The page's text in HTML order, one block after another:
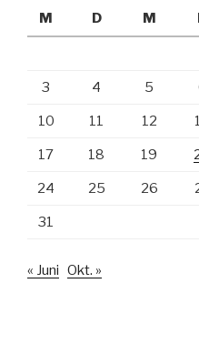
M
D M
3 4 5
10 11 12
17 18 19
24 25 26
31
« Juni Okt. »